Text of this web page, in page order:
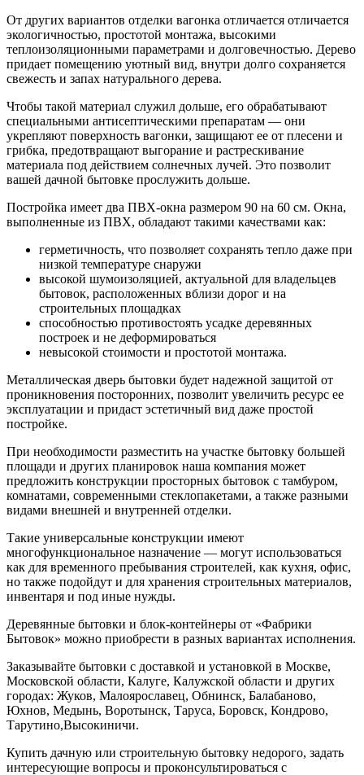
От других вариантов отделки вагонка отличается отличается
экологичностью, простотой монтажа, высокими
теплоизоляционными параметрами и долговечностью. Дерево
придает помещению уютный вид, внутри долго сохраняется
свежесть и запах натурального дерева.
Чтобы такой материал служил дольше, его обрабатывают
специальными антисептическими препаратам — они
укрепляют поверхность вагонки, защищают ее от плесени и
грибка, предотвращают выгорание и растрескивание
материала под действием солнечных лучей. Это позволит
вашей дачной бытовке прослужить дольше.
Постройка имеет два ПВХ-окна размером 90 на 60 см. Окна,
выполненные из ПВХ, обладают такими качествами как:
герметичность, что позволяет сохранять тепло даже при
низкой температуре снаружи
высокой шумоизоляцией, актуальной для владельцев
бытовок, расположенных вблизи дорог и на
строительных площадках
способностью противостоять усадке деревянных
построек и не деформироваться
невысокой стоимости и простотой монтажа.
Металлическая дверь бытовки будет надежной защитой от
проникновения посторонних, позволит увеличить ресурс ее
эксплуатации и придаст эстетичный вид даже простой
постройке.
При необходимости разместить на участке бытовку большей
площади и других планировок наша компания может
предложить конструкции просторных бытовок с тамбуром,
комнатами, современными стеклопакетами, а также разными
видами внешней и внутренней отделки.
Такие универсальные конструкции имеют
многофункциональное назначение — могут использоваться
как для временного пребывания строителей, как кухня, офис,
но также подойдут и для хранения строительных материалов,
инвентаря и под иные нужды.
Деревянные бытовки и блок-контейнеры от «Фабрики
Бытовок» можно приобрести в разных вариантах исполнения.
Заказывайте бытовки с доставкой и установкой в Москве,
Московской области, Калуге, Калужской области и других
городах: Жуков, Малоярославец, Обнинск, Балабаново,
Юхнов, Медынь, Воротынск, Таруса, Боровск, Кондрово,
Тарутино,Высокиничи.
Купить дачную или строительную бытовку недорого, задать
интересующие вопросы и проконсультироваться с